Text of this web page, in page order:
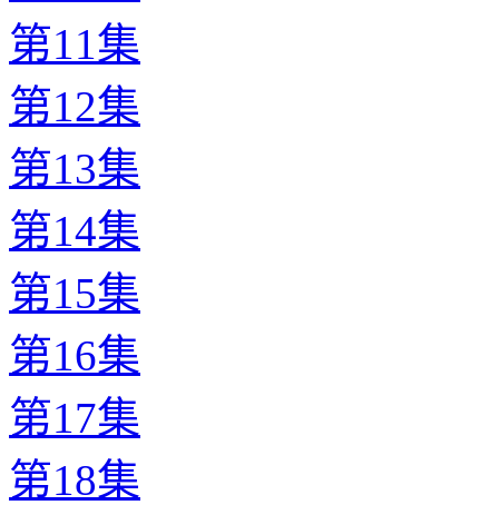
第11集
第12集
第13集
第14集
第15集
第16集
第17集
第18集